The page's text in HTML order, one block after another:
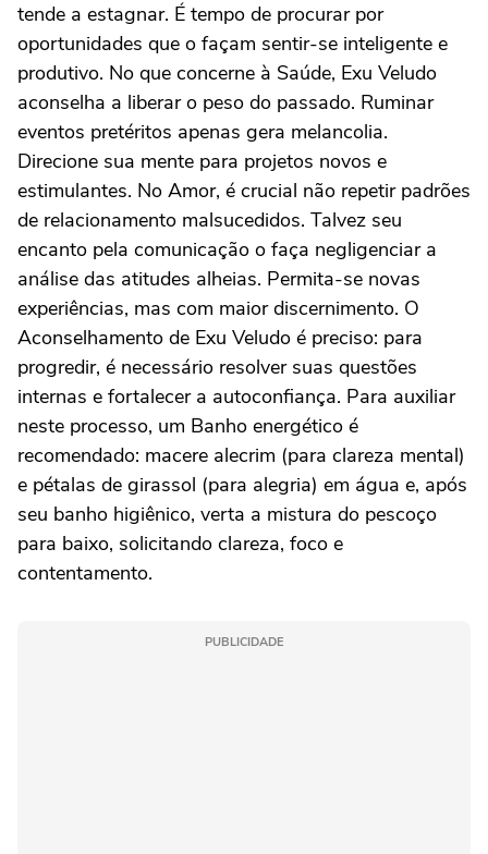
tende a estagnar. É tempo de procurar por
oportunidades que o façam sentir-se inteligente e
produtivo. No que concerne à Saúde, Exu Veludo
aconselha a liberar o peso do passado. Ruminar
eventos pretéritos apenas gera melancolia.
Direcione sua mente para projetos novos e
estimulantes. No Amor, é crucial não repetir padrões
de relacionamento malsucedidos. Talvez seu
encanto pela comunicação o faça negligenciar a
análise das atitudes alheias. Permita-se novas
experiências, mas com maior discernimento. O
Aconselhamento de Exu Veludo é preciso: para
progredir, é necessário resolver suas questões
internas e fortalecer a autoconfiança. Para auxiliar
neste processo, um Banho energético é
recomendado: macere alecrim (para clareza mental)
e pétalas de girassol (para alegria) em água e, após
seu banho higiênico, verta a mistura do pescoço
para baixo, solicitando clareza, foco e
contentamento.
PUBLICIDADE